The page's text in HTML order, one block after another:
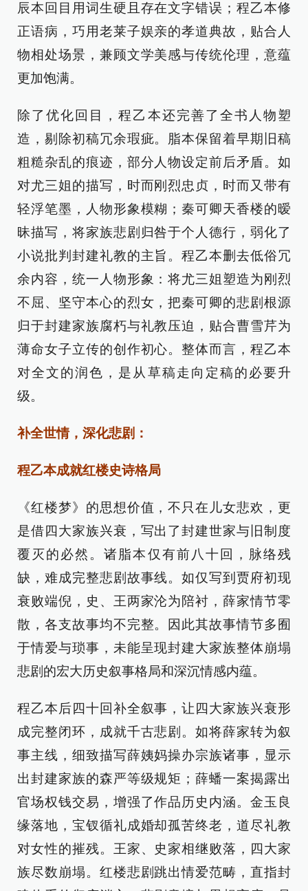
辰本回目用词生硬且存在文字错误；程乙本修
正语病，巧用老莱子娱亲的孝道典故，贴合人
物相处场景，兼顾文学美感与传统伦理，意蕴
更加饱满。
除了优化回目，程乙本还完善了全书人物塑
造，剔除初稿冗余瑕疵。脂本保留着早期旧稿
粗糙杂乱的痕迹，部分人物设定前后矛盾。如
对尤三姐的描写，时而刚烈忠贞，时而又带有
轻浮笔墨，人物形象模糊；秦可卿天香楼的暧
昧描写，将家族悲剧归咎于个人德行，弱化了
小说批判封建礼教的主旨。程乙本删去低俗冗
余内容，统一人物形象：将尤三姐塑造为刚烈
不屈、坚守本心的烈女，把秦可卿的悲剧根源
归于封建家族腐朽与礼教压迫，贴合曹雪芹为
薄命女子立传的创作初心。整体而言，程乙本
对全文的润色，是从草稿走向定稿的必要升
级。
补全世情，深化悲剧：
程乙本成就红楼史诗格局
《红楼梦》的思想价值，不只在儿女悲欢，更
是借四大家族兴衰，写出了封建世家与旧制度
覆灭的必然。诸脂本仅有前八十回，脉络残
缺，难成完整悲剧故事线。如仅写到贾府初现
衰败端倪，史、王两家沦为陪衬，薛家情节零
散，各支故事均不完整。因此其故事情节多囿
于情爱与琐事，未能呈现封建大家族整体崩塌
悲剧的宏大历史叙事格局和深沉情感内蕴。
程乙本后四十回补全叙事，让四大家族兴衰形
成完整闭环，成就千古悲剧。如将薛家转为叙
事主线，细致描写薛姨妈操办宗族诸事，显示
出封建家族的森严等级规矩；薛蟠一案揭露出
官场权钱交易，增强了作品历史内涵。金玉良
缘落地，宝钗循礼成婚却孤苦终老，道尽礼教
对女性的摧残。王家、史家相继败落，四大家
族尽数崩塌。红楼悲剧跳出情爱范畴，直指封